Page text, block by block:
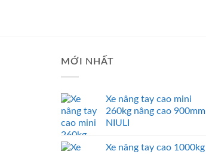
MỚI NHẤT
Xe nâng tay cao mini
260kg nâng cao 900mm
NIULI
Xe nâng tay cao 1000kg